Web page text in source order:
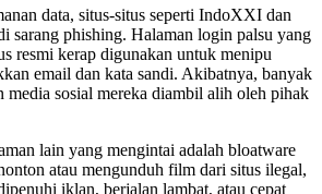
data, situs-situs seperti IndoXXI dan
sarang phishing. Halaman login palsu yang
resmi kerap digunakan untuk menipu
email dan kata sandi. Akibatnya, banyak
media sosial mereka diambil alih oleh pihak
lain yang mengintai adalah bloatware
atau mengunduh film dari situs ilegal,
iklan, berjalan lambat, atau cepat